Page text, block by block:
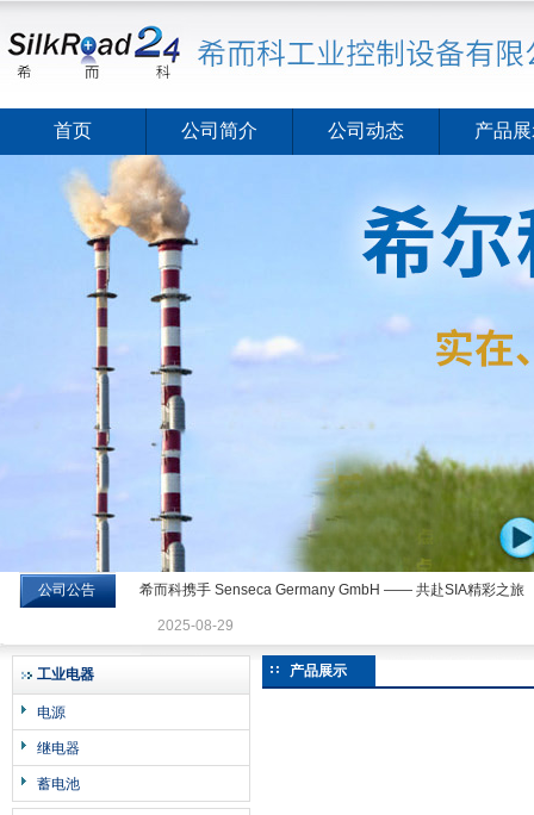
希而科工业控制设备有限公司
首页 公司简介 公司动态 产品
公司公告 希而科携手 Senseca Germany GmbH —— 共赴SIA精彩之旅
2025-08-29
工业电器
电源
继电器
蓄电池
产品展示